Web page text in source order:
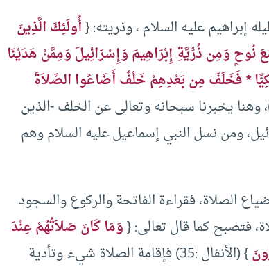
إبراهيم عليه السلام ، وذريته: {أُولَئِكَ الَّذِينَ
نُوحٍ وَمِن ذُرِّيَّةِ إِبْرَاهِيمَ وَإِسْرَائِيلَ وَمِمَّنْ هَدَيْنَا
* فَخَلَفَ مِن بَعْدِهِمْ خَلْفٌ أَضَاعُوا الصَّلاَةَ
58 – 59)، وهنا يخبرنا سبحانه وتعالى عن الخلف -الذين
ومن نسل النبي إسماعيل عليه السلام وهم
الصلاة، فقراءة الفاتحة والركوع والسجود
فتصبح كما قال تعالى: {وَمَا كَانَ صَلاَتُهُمْ عِنْدَ
} (الأنفال :35) فإقامة الصلاة شيء وتأدية